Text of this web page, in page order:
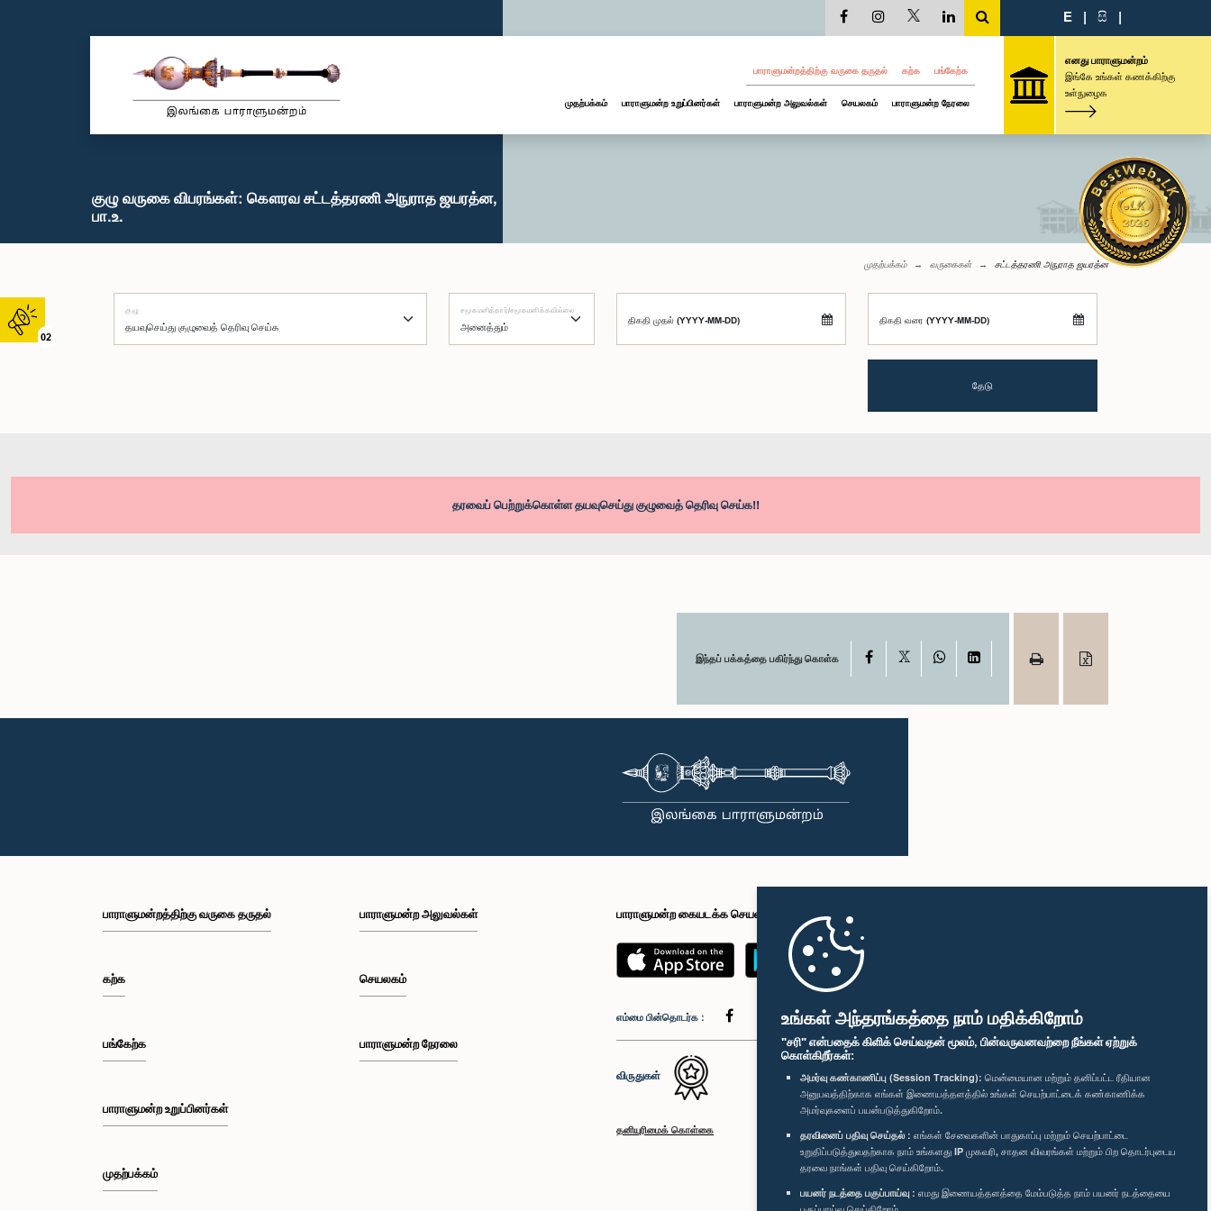
உங்கள் அந்தரங்கத்தை நாம் மதிக்கிறோம்
"சரி" என்பதைக் கிளிக் செய்வதன் மூலம், பின்வருவனவற்றை நீங்கள் ஏற்றுக்
கொள்கிறீர்கள்:
அமர்வு கண்காணிப்பு (Session Tracking): மென்மையான மற்றும் தனிப்பட்ட ரீதியான
அனுபவத்திற்காக எங்கள் இணையத்தளத்தில் உங்கள் செயற்பாட்டைக் கண்காணிக்க
அமர்வுகளைப் பயன்படுத்துகிறோம்.
தரவினைப் பதிவு செய்தல் : எங்கள் சேவைகளின் பாதுகாப்பு மற்றும் செயற்பாட்டை
உறுதிப்படுத்துவதற்காக நாம் உங்களது IP முகவரி, சாதன விவரங்கள் மற்றும் பிற தொடர்புடைய
தரவை நாங்கள் பதிவு செய்கிறோம்.
பயனர் நடத்தை பகுப்பாய்வு : எமது இணையத்தளத்தை மேம்படுத்த நாம் பயனர் நடத்தையை
02
E | සි |
பாராளுமன்றத்திற்கு வருகை தருதல் கற்க பங்கேற்க
முதற்பக்கம் பாராளுமன்ற உறுப்பினர்கள் பாராளுமன்ற அலுவல்கள் செயலகம் பாராளுமன்ற நேரலை
எனது பாராளுமன்றம்
இங்கே உங்கள் கணக்கிற்கு
உள்நுழைக
குழு வருகை விபரங்கள்: கௌரவ சட்டத்தரணி அநுராத ஜயரத்ன,
பா.உ.
முதற்பக்கம் வருகைகள் சட்டத்தரணி அநுராத ஜயரத்ன
குழு சமூகமளித்தார்/சமூகமளிக்கவில்லை
திகதி முதல் (YYYY-MM-DD) திகதி வரை (YYYY-MM-DD)
தேடு
தரவைப் பெற்றுக்கொள்ள தயவுசெய்து குழுவைத் தெரிவு செய்க!!
இந்தப் பக்கத்தை பகிர்ந்து கொள்க Facebook WhatsAppLinkedIn
பாராளுமன்றத்திற்கு வருகை தருதல்
கற்க
பங்கேற்க
பாராளுமன்ற உறுப்பினர்கள்
முதற்பக்கம்
பாராளுமன்ற அலுவல்கள்
செயலகம்
பாராளுமன்ற நேரலை
பாராளுமன்ற கையடக்க செயலி
எம்மை பின்தொடர்க :
விருதுகள்
தனியுரிமைக் கொள்கை